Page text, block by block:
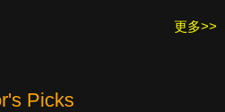
更多>>
Picks